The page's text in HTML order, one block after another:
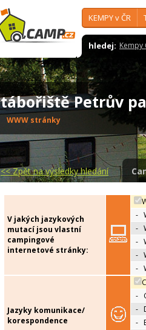
KEMPY v ČR
hledej: Kempy
tábořiště Petrův
WWW stránky
<<Zpět na výsledky hledání
V jakých jazykových
mutací jsou vlastní
campingové
internetové stránky:
-
-
-
-
-
Jazyky komunikace/
korespondence
-
-
-